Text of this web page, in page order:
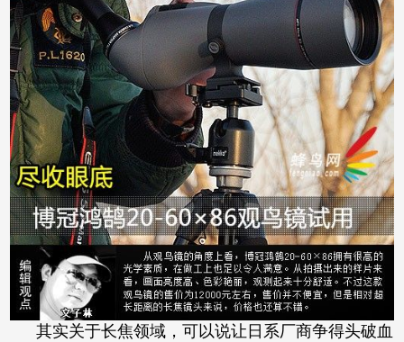
其实关于长焦领域，可以说让日系厂商争得头破血